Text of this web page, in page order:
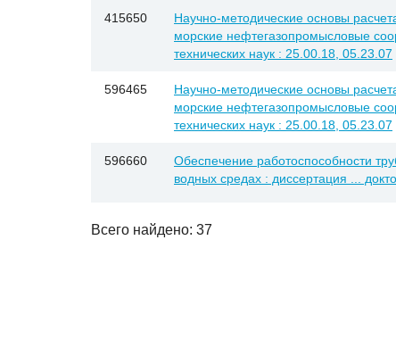
415650
Научно-методические основы
морские нефтегазопромысловые
технических наук : 25.00.18, 05.23.07
596465
Научно-методические основы
морские нефтегазопромысловые
технических наук : 25.00.18, 05.23.07
596660
Обеспечение работоспособности
водных средах : диссертация ...
Всего найдено: 37